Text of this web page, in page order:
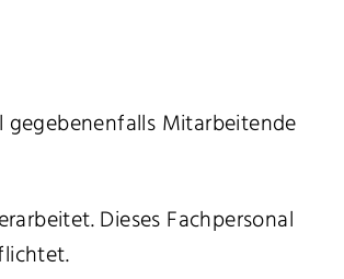
Mitarbeitende
Dieses Fachpersonal